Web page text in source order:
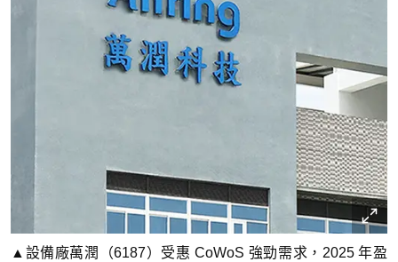
▲設備廠萬潤（6187）受惠 CoWoS 強勁需求，2025 年盈